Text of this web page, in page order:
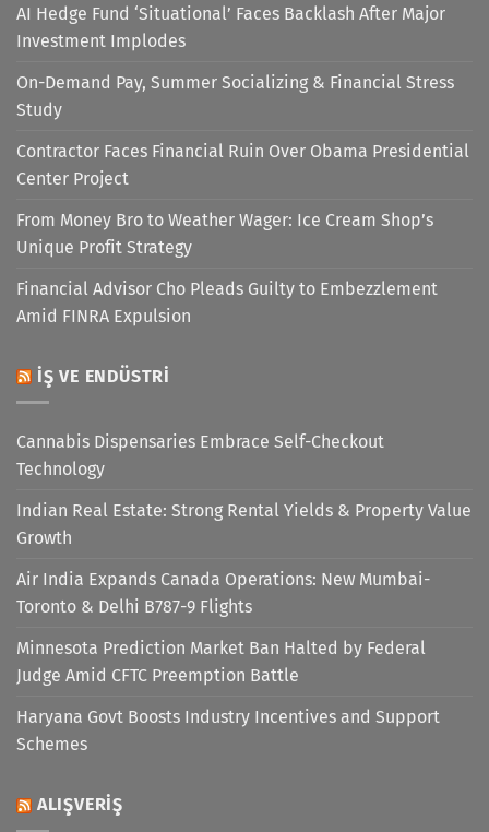
AI Hedge Fund ‘Situational’ Faces Backlash After Major
Investment Implodes
On-Demand Pay, Summer Socializing & Financial Stress
Study
Contractor Faces Financial Ruin Over Obama Presidential
Center Project
From Money Bro to Weather Wager: Ice Cream Shop’s
Unique Profit Strategy
Financial Advisor Cho Pleads Guilty to Embezzlement
Amid FINRA Expulsion
İŞ VE ENDÜSTRI
Cannabis Dispensaries Embrace Self-Checkout
Technology
Indian Real Estate: Strong Rental Yields & Property Value
Growth
Air India Expands Canada Operations: New Mumbai-
Toronto & Delhi B787-9 Flights
Minnesota Prediction Market Ban Halted by Federal
Judge Amid CFTC Preemption Battle
Haryana Govt Boosts Industry Incentives and Support
Schemes
ALIŞVERIŞ